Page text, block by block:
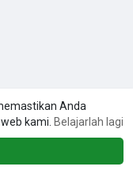
Anda
kami. Belajarlah lagi